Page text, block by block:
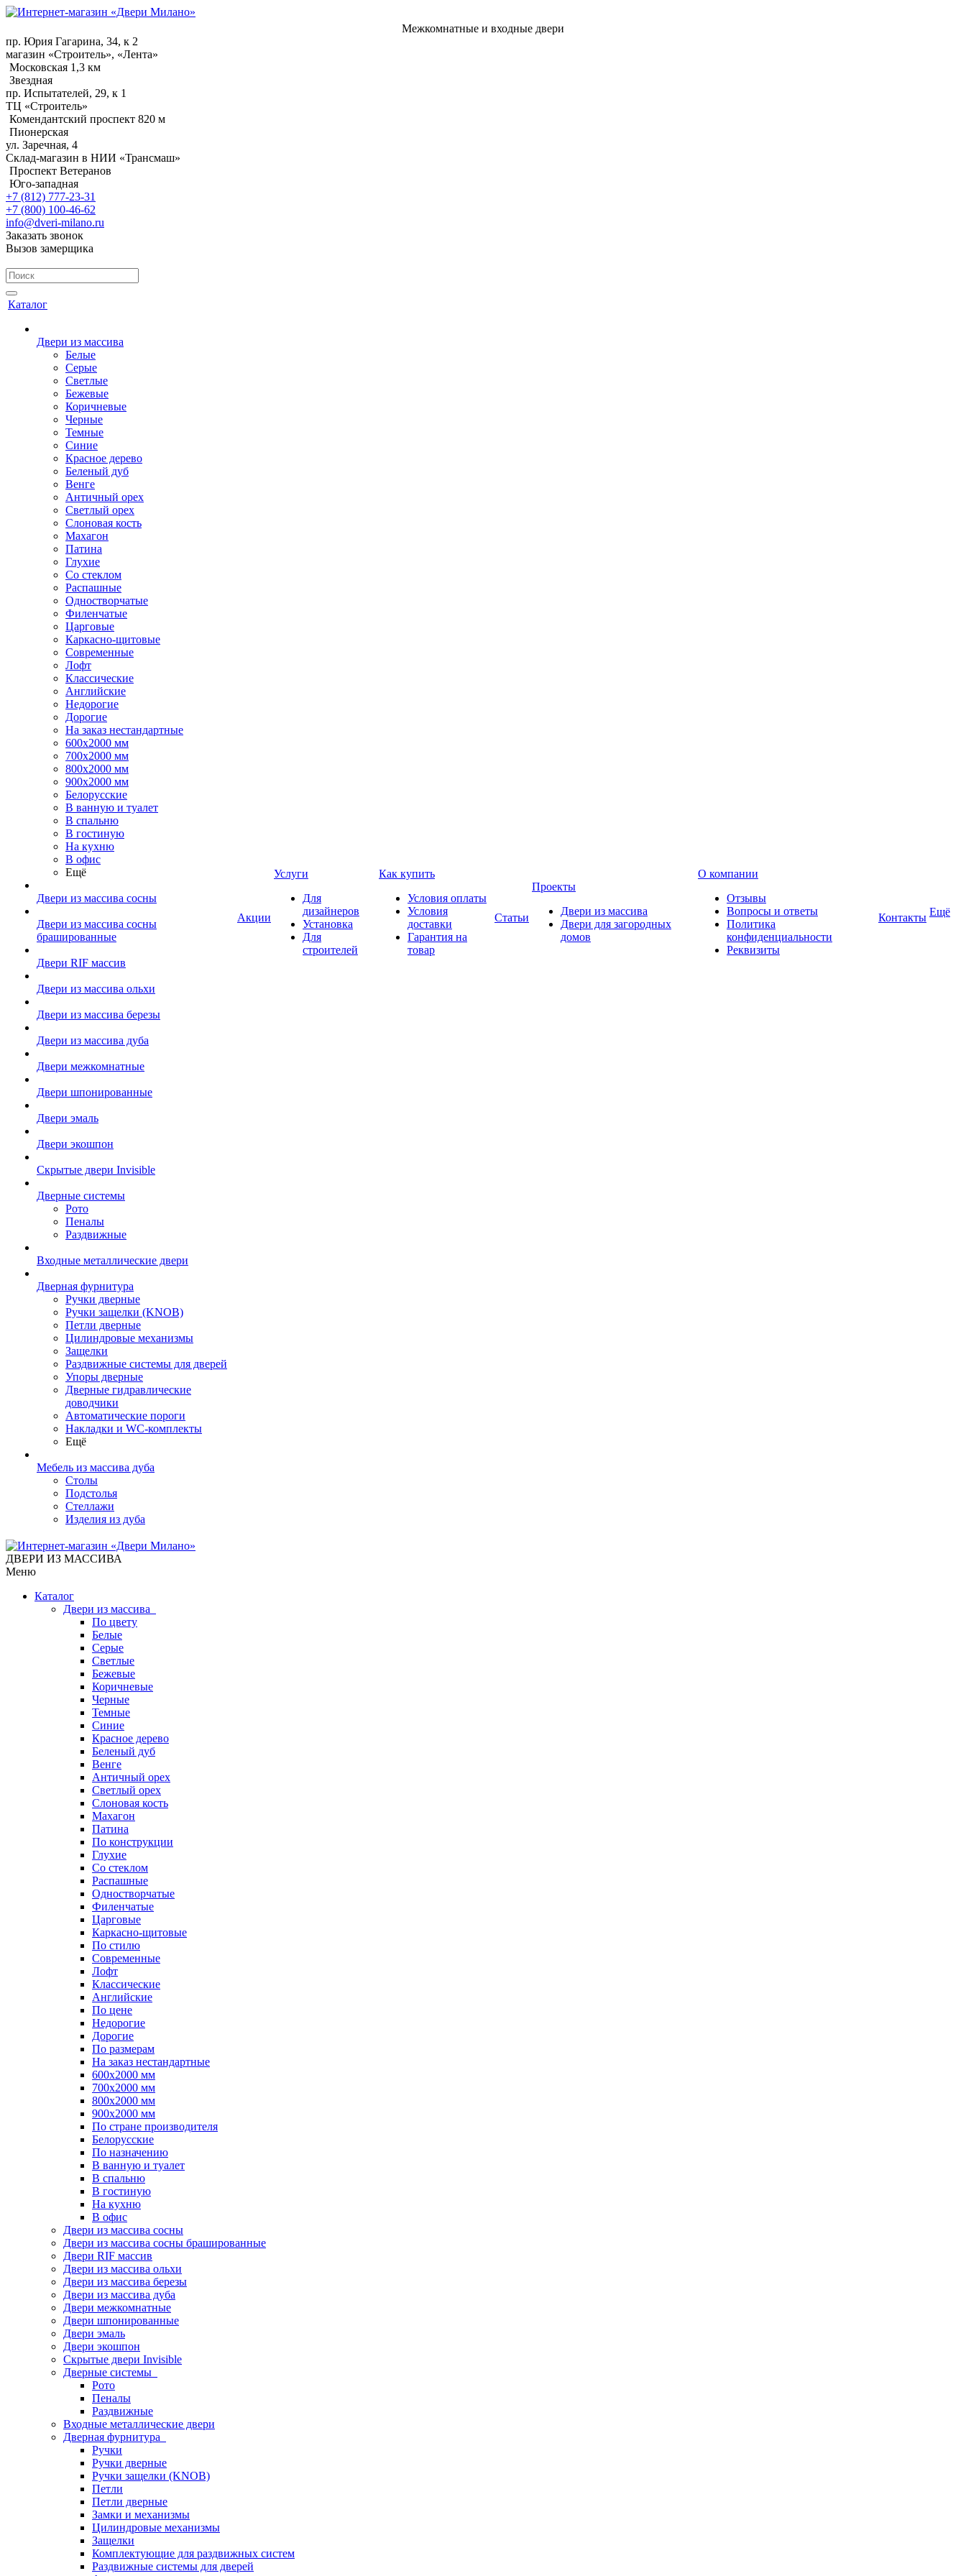
Межкомнатные и входные двери
пр. Юрия Гагарина, 34, к 2
магазин «Строитель», «Лента»
Московская 1,3 км
Звездная
пр. Испытателей, 29, к 1
ТЦ «Строитель»
Комендантский проспект 820 м
Пионерская
ул. Заречная, 4
Склад-магазин в НИИ «Трансмаш»
Проспект Ветеранов
Юго-западная
+7 (812) 777-23-31
+7 (800) 100-46-62
info@dveri-milano.ru
Заказать звонок
Вызов замерщика
Каталог
Двери из массива
Белые
Серые
Светлые
Бежевые
Коричневые
Черные
Темные
Синие
Красное дерево
Беленый дуб
Венге
Античный орех
Светлый орех
Слоновая кость
Махагон
Патина
Глухие
Со стеклом
Распашные
Одностворчатые
Филенчатые
Царговые
Каркасно-щитовые
Современные
Лофт
Классические
Английские
Недорогие
Дорогие
На заказ нестандартные
600х2000 мм
700х2000 мм
800х2000 мм
900х2000 мм
Белорусские
В ванную и туалет
В спальню
В гостиную
На кухню
В офис
Ещё
Двери из массива сосны
Двери из массива сосны
брашированные
Двери RIF массив
Двери из массива ольхи
Двери из массива березы
Двери из массива дуба
Двери межкомнатные
Двери шпонированные
Двери эмаль
Двери экошпон
Скрытые двери Invisible
Дверные системы
Рото
Пеналы
Раздвижные
Входные металлические двери
Дверная фурнитура
Ручки дверные
Ручки защелки (KNOB)
Петли дверные
Цилиндровые механизмы
Защелки
Раздвижные системы для дверей
Упоры дверные
Дверные гидравлические
доводчики
Автоматические пороги
Накладки и WC-комплекты
Ещё
Мебель из массива дуба
Столы
Подстолья
Стеллажи
Изделия из дуба
Акции
Услуги
Для
дизайнеров
Установка
Для
строителей
Как купить
Условия оплаты
Условия
доставки
Гарантия на
товар
Статьи
Проекты
Двери из массива
Двери для загородных
домов
О компании
Отзывы
Вопросы и ответы
Политика
конфиденциальности
Реквизиты
Контакты Ещё
ДВЕРИ ИЗ МАССИВА
Меню
Каталог
Двери из массива
По цвету
Белые
Серые
Светлые
Бежевые
Коричневые
Черные
Темные
Синие
Красное дерево
Беленый дуб
Венге
Античный орех
Светлый орех
Слоновая кость
Махагон
Патина
По конструкции
Глухие
Со стеклом
Распашные
Одностворчатые
Филенчатые
Царговые
Каркасно-щитовые
По стилю
Современные
Лофт
Классические
Английские
По цене
Недорогие
Дорогие
По размерам
На заказ нестандартные
600х2000 мм
700х2000 мм
800х2000 мм
900х2000 мм
По стране производителя
Белорусские
По назначению
В ванную и туалет
В спальню
В гостиную
На кухню
В офис
Двери из массива сосны
Двери из массива сосны брашированные
Двери RIF массив
Двери из массива ольхи
Двери из массива березы
Двери из массива дуба
Двери межкомнатные
Двери шпонированные
Двери эмаль
Двери экошпон
Скрытые двери Invisible
Дверные системы
Рото
Пеналы
Раздвижные
Входные металлические двери
Дверная фурнитура
Ручки
Ручки дверные
Ручки защелки (KNOB)
Петли
Петли дверные
Замки и механизмы
Цилиндровые механизмы
Защелки
Комплектующие для раздвижных систем
Раздвижные системы для дверей